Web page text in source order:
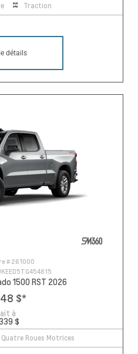
Traction
détails
# 261000
1500 RST 2026
$*
à
$
Quatre Roues Motrices